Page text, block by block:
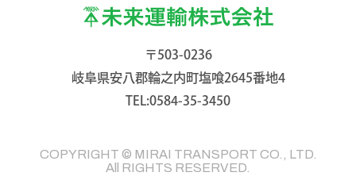
〒503-0236
岐阜県安八郡輪之内町塩喰2645番地4
TEL:0584-35-3450
COPYRIGHT © MIRAI TRANSPORT CO., LTD.
All RIGHTS RESERVED.